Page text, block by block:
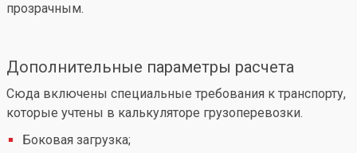
прозрачным.
Дополнительные параметры расчета
Сюда включены специальные требования к транспорту,
которые учтены в калькуляторе грузоперевозки.
Боковая загрузка;